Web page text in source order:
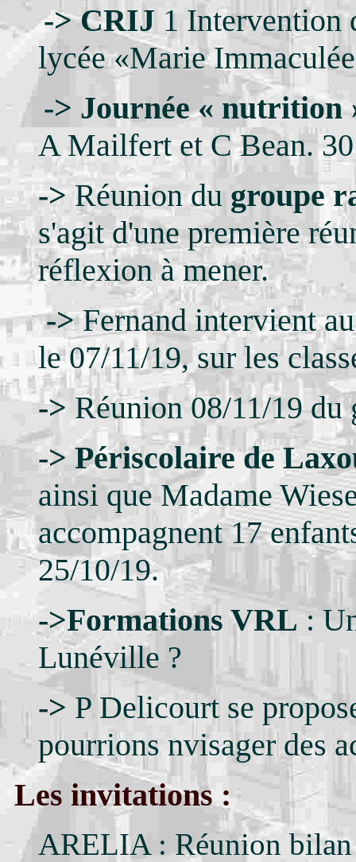
->CRIJ 1 Intervention
lycée «Marie
-> Journée « nutrition
A Mailfert et C Bean.
-> Réunion du groupe
s'agit d'une première
réflexion à mener.
->Fernand intervient
le 07/11/19, sur les
-> Réunion 08/11/19
->Périscolaire de
ainsi que Madame
accompagnent 17
25/10/19.
->Formations VRL:
Lunéville ?
-> P Delicourt se
pourrions nvisager des
Les invitations :
ARELIA : Réunion